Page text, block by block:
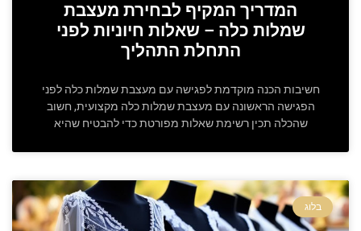
המדריך המקיף לבחירת מעצבת
שמלות כלה – שאלות חיוניות לפני
התחלת התהליך
חשיבות הכנה מוקדמת לפגישה עם מעצבת שמלות כלה לפני
הפגישה הראשונה עם מעצבת שמלות כלה מקצועית, חשוב
שהכלה תכין רשימת שאלות מפורטת כדי להבטיח שהיא
בלוג